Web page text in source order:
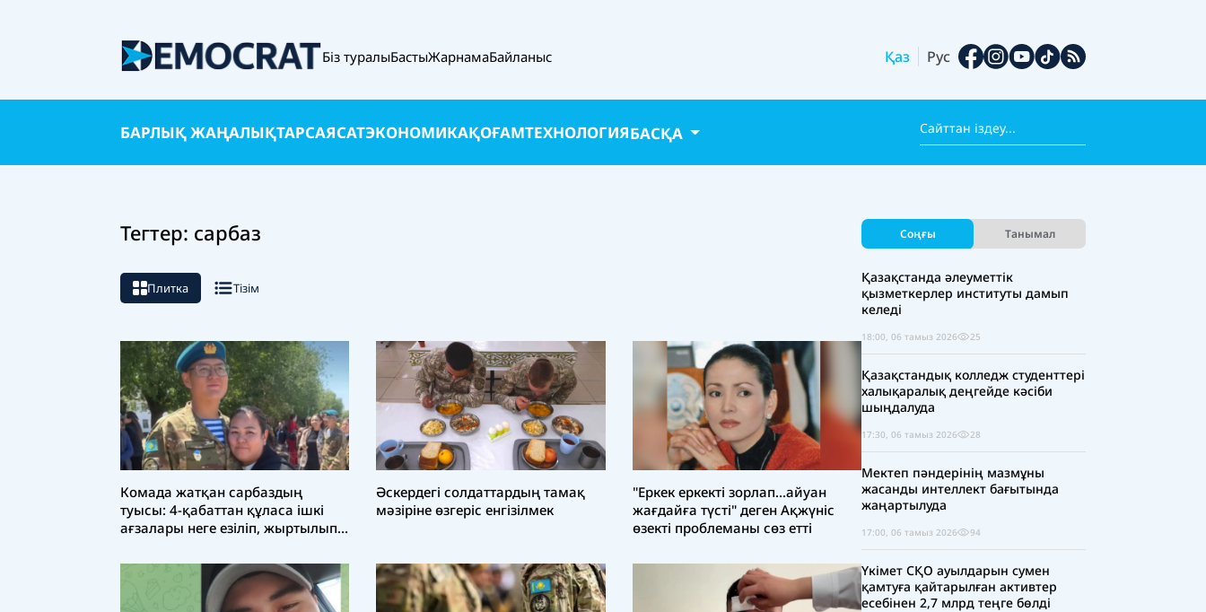
Біз туралыБастыЖарнамаБайланыс Қаз Рус
БАРЛЫҚ ЖАҢАЛЫҚТАРСАЯСАТЭКОНОМИКАҚОҒАМТЕХНОЛОГИЯБАСҚА
Тегтер: сарбаз
Плитка Тізім
Комада жатқан сарбаздың
туысы: 4-қабаттан құласа ішкі
ағзалары неге езіліп, жыртылып
Әскердегі солдаттардың тамақ
мәзіріне өзгеріс енгізілмек
"Еркек еркекті зорлап...айуан
жағдайға түсті" деген Ақжүніс
өзекті проблеманы сөз етті
Соңғы Танымал
Қазақстанда әлеуметтік
қызметкерлер институты дамып
келеді
18:00, 06 тамыз 2026 25
Қазақстандық колледж студенттері
халықаралық деңгейде кәсіби
шыңдалуда
17:30, 06 тамыз 2026 28
Мектеп пәндерінің мазмұны
жасанды интеллект бағытында
жаңартылуда
17:00, 06 тамыз 2026 94
Үкімет СҚО ауылдарын сумен
қамтуға қайтарылған активтер
есебінен 2,7 млрд теңге бөлді